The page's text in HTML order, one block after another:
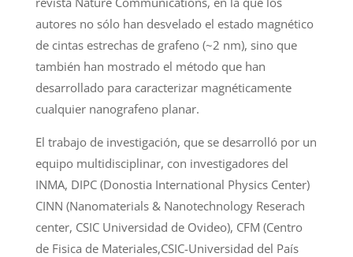
autores no sólo han desvelado el estado magnético
de cintas estrechas de grafeno (~2 nm), sino que
también han mostrado el método que han
desarrollado para caracterizar magnéticamente
cualquier nanografeno planar.
El trabajo de investigación, que se desarrolló por un
equipo multidisciplinar, con investigadores del
INMA, DIPC (Donostia International Physics Center)
CINN (Nanomaterials & Nanotechnology Reserach
center, CSIC Universidad de Ovideo), CFM (Centro
de Fisica de Materiales,CSIC-Universidad del País